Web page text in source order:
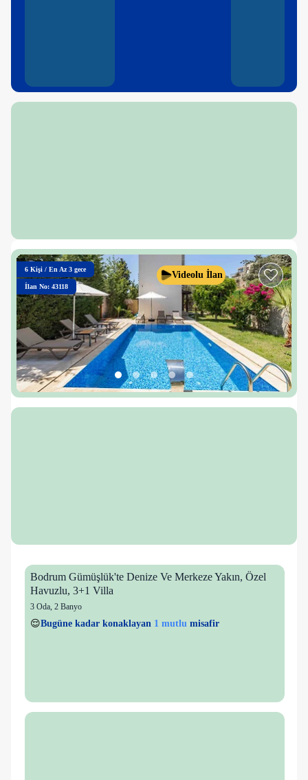
6 Kişi / En Az 3 gece
İlan No: 43118
Videolu İlan
Bodrum Gümüşlük'te Denize Ve Merkeze Yakın, Özel
Havuzlu, 3+1 Villa
3 Oda, 2 Banyo
👀Son 1 saatte26 kişigörüntüledi